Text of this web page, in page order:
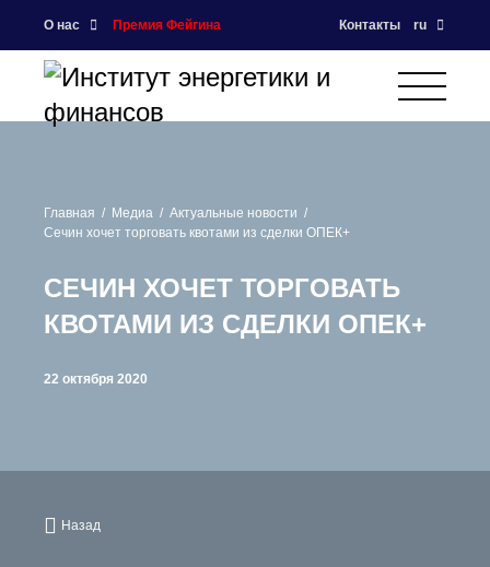
О нас Премия Фейгина Контакты ru
Главная Медиа
Актуальные новости
Сечин хочет торговать квотами из сделки ОПЕК+
СЕЧИН ХОЧЕТ ТОРГОВАТЬ
КВОТАМИ ИЗ СДЕЛКИ ОПЕК+
22 октября 2020
Назад